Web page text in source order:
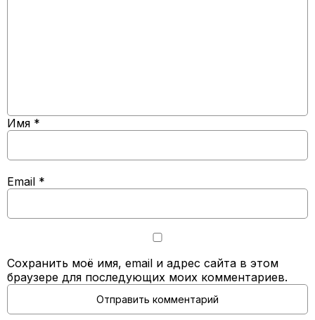
Имя *
Email *
Сохранить моё имя, email и адрес сайта в этом
браузере для последующих моих комментариев.